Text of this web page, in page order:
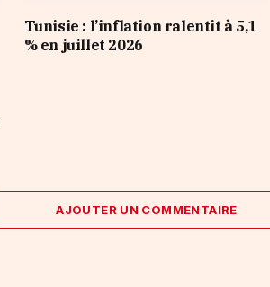
Tunisie : l’inflation ralentit à 5,1
% en juillet 2026
AJOUTER UN COMMENTAIRE